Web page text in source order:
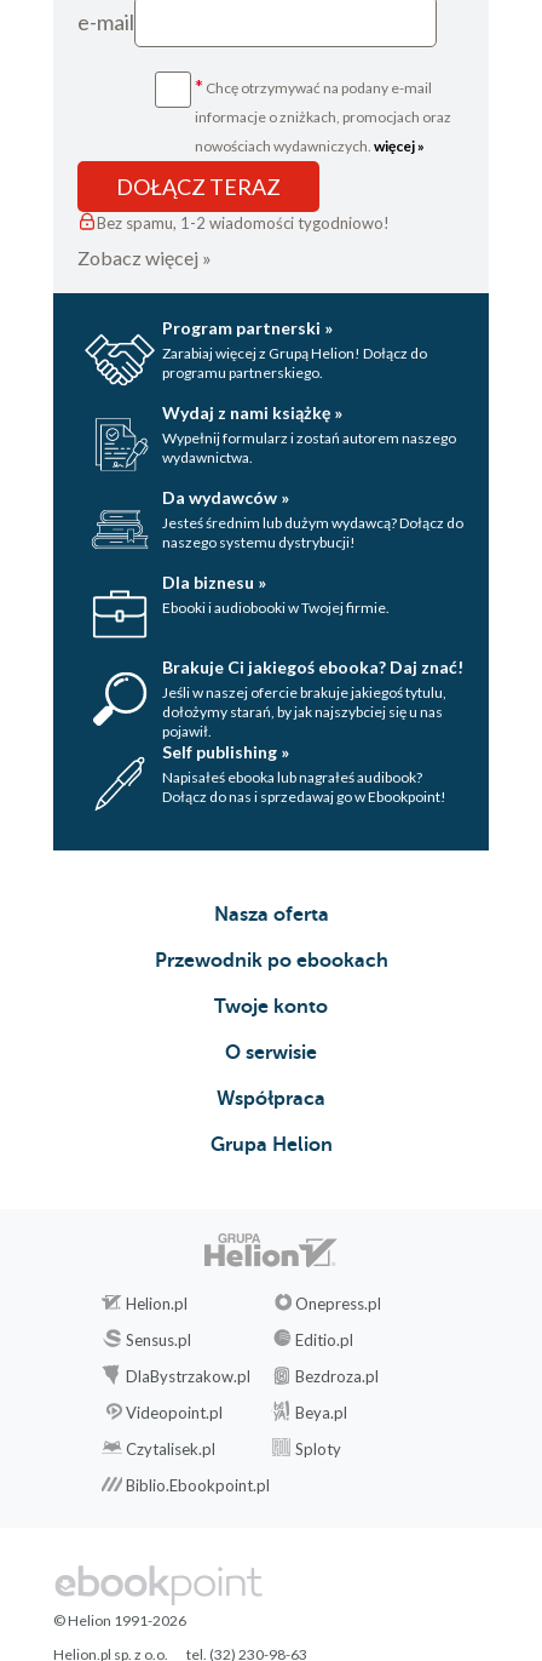
e-mail
* Chcę otrzymywać na podany e-mail
informacje o zniżkach, promocjach oraz
nowościach wydawniczych. więcej »
DOŁĄCZ TERAZ
Bez spamu, 1-2 wiadomości tygodniowo!
Zobacz więcej »
Program partnerski »
Zarabiaj więcej z Grupą Helion! Dołącz do
programu partnerskiego.
Wydaj z nami książkę »
Wypełnij formularz i zostań autorem naszego
wydawnictwa.
Da wydawców »
Jesteś średnim lub dużym wydawcą? Dołącz do
naszego systemu dystrybucji!
Dla biznesu »
Ebooki i audiobooki w Twojej firmie.
Brakuje Ci jakiegoś ebooka? Daj znać!
Jeśli w naszej ofercie brakuje jakiegoś tytulu,
dołożymy starań, by jak najszybciej się u nas
pojawił.
Self publishing »
Napisałeś ebooka lub nagrałeś audibook?
Dołącz do nas i sprzedawaj go w Ebookpoint!
Nasza oferta
Przewodnik po ebookach
Twoje konto
O serwisie
Współpraca
Grupa Helion
Helion.pl
Onepress.pl
Sensus.pl
Editio.pl
DlaBystrzakow.pl
Bezdroza.pl
Videopoint.pl
Beya.pl
Czytalisek.pl
Sploty
Biblio.Ebookpoint.pl
© Helion 1991-2026
Helion.pl sp. z o.o.
tel. (32) 230-98-63